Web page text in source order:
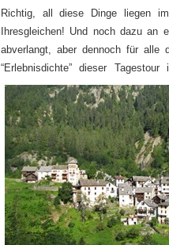
Richtig, all diese Dinge liegen
Ihresgleichen! Und noch dazu an
abverlangt, aber dennoch für alle
“Erlebnisdichte” dieser